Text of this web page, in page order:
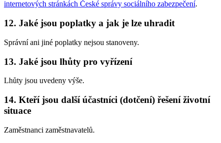
internetových stránkách České správy sociálního zabezpečení.
12. Jaké jsou poplatky a jak je lze uhradit
Správní ani jiné poplatky nejsou stanoveny.
13. Jaké jsou lhůty pro vyřízení
Lhůty jsou uvedeny výše.
14. Kteří jsou další účastníci (dotčení) řešení životní
situace
Zaměstnanci zaměstnavatelů.